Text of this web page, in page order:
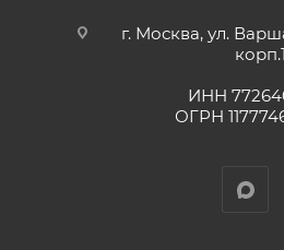
г. Москва, ул.
корп.1
ИНН
ОГРН